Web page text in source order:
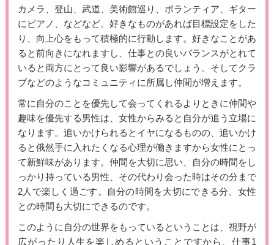
カメラ、登山、武道、美術館巡り、ボランティア、ギター
にピアノ、などなど。好きなものがあれば目標設定をした
り、向上心をもって積極的に行動します。好きなことがあ
ると前向きになれますし、仕事との良いバランスがとれて
いると両方にとって良い影響があるでしょう。そしてクラ
ブなどのようなコミュニティに所属し仲間が増えます。
常に自分のことを優先して会ってくれるよりときに仲間や
趣味を優先する男性は、女性からみると自分が追う立場に
なります。追いかけられるとイヤになるものの、追いかけ
ると俄然手に入れたくなる心理が働きますから女性にとっ
て新鮮味があります。仲間を大切に思い、自分の時間をし
っかり持っている男性、その代わり会った時はその分まで
2人で楽しく過ごす。自分の時間を大切にできる分、女性
との時間も大切にできるのです。
このように自分の世界をもっているということは、視野が
広がったり人生を楽しめるということですから、仕事1